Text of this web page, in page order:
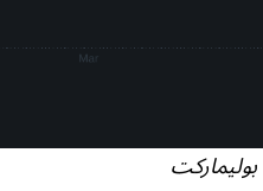
بوليماركت